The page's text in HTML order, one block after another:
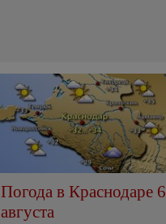
Погода в Краснодаре 6
августа